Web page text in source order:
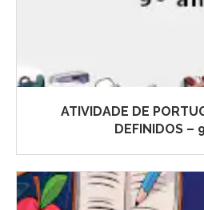
ATIVIDADE DE
DEFINIDOS –